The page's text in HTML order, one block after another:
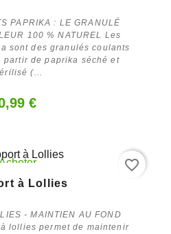
PAPRIKA : LE GRANULÉ
100 % NATUREL Les
sont des granulés coulants
partir de paprika séché et
(...
€
Acheter
à Lollies
- MAINTIEN AU FOND
lollies permet de maintenir
favorite_border